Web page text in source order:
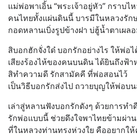
แม่พ่อพาเอิ้น “พระเจ้าอยู่หัว” กราบไ
คนไทยทั้งแผ่นดินนี้ บารมีในหลวงรัก
กอดหลานเบิ่งรูปข้างฝา บ่ฮู้น้ำตาเผล
สิบอกฮักจั่งใด๋ บอกรักอย่างไร ให้พ่อ
เสียงร้องไห้ของคนบนดิน ได้ยินถึงฟ้า
สิทำความดี รักสามัคคี ที่พ่อสอนไว้
เป็นวิธีบอกรักส่งไป ถวายบุญให้พ่อบ
เล่าสู่หลานฟังบอกรักดังๆ ด้วยการทำ
รักพ่อแบบนี้ ช่วยดึงใจพาไทยข้ามผ่าน
ที่ในหลวงท่านทรงห่วงใย คืออยากใ